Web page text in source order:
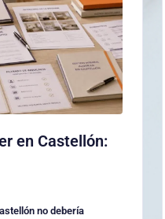
en Castellón:
no debería